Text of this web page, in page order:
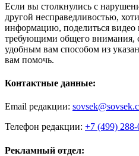
Если вы столкнулись с
другой несправедливостью,
информацию, поделиться
требующими общего внимания,
удобным вам способом из
вам помочь.
Контактные данные:
Email редакции:
Телефон редакции: +7 (499) 288-
Рекламный отдел: